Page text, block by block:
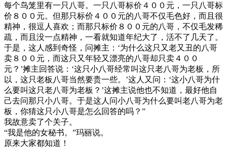
每个鸟笼里有一只八哥。一只八哥标价４００元，一只八哥标
价８００元。但那只标价４００元的八哥不仅毛色好，而且很
精神，很逗人喜欢；而那只标价８００元的八哥，不仅毛发稀
疏，而且没一点精神，一看就知道年纪大了，活不了几天了。
于是，这人感到奇怪，问摊主：‘为什么这只又老又丑的八哥
卖８００元，而这只又年轻又漂亮的八哥却只卖４００
元？’摊主回答说：‘这只小八哥经常叫这只老八哥为老板，所
以，这只老板八哥当然要贵一些。’这人又问：‘这小八哥为什
么要叫这只老八哥为老板？’这摊主说他也不知道，最好他自
己去问那只小八哥。于是这人问小八哥为什么要叫老八哥为老
板，你猜这只小八哥是怎么回答的吗？”
我故意卖了个关子。
“我是他的女秘书。”玛丽说。
原来大家都知道！